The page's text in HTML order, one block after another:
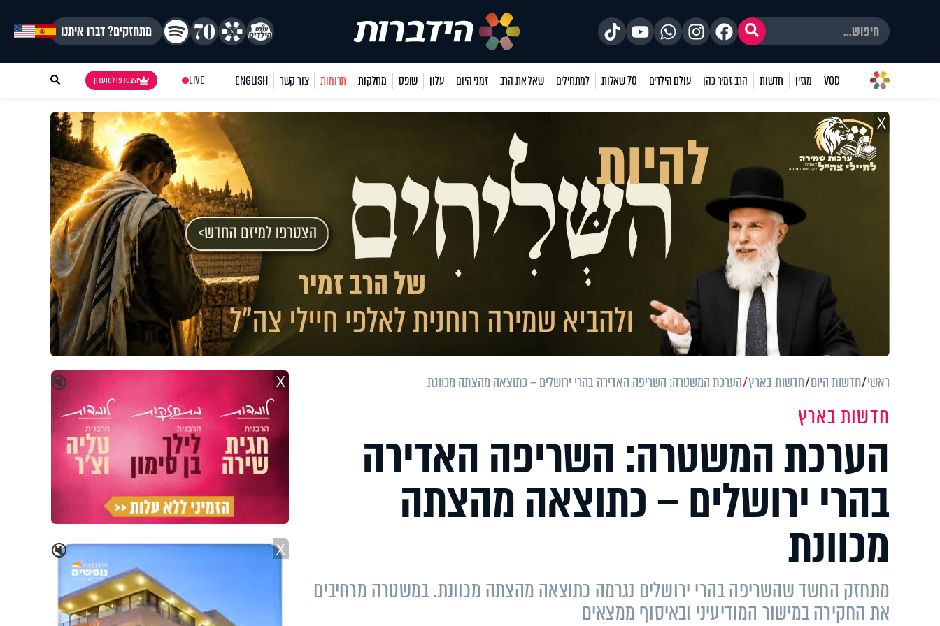
מתחזקים? דברו איתנו
VOD מגזין חדשות הרב זמיר כהן עולם הילדים 70 שאלות למתחילים שאל את הרב זמני היום עלון שופס מחלקות תרומות צור קשר ENGLISH
LIVE הצטרפו למועדון
X
ראשי חדשות היום חדשות בארץ הערכת המשטרה: השריפה האדירה בהרי ירושלים – כתוצאה מהצתה מכוונת
חדשות בארץ
הערכת המשטרה: השריפה האדירה
בהרי ירושלים – כתוצאה מהצתה
מכוונת
מתחזק החשד שהשריפה בהרי ירושלים נגרמה כתוצאה מהצתה מכוונת. במשטרה מרחיבים
את החקירה במישור המודיעיני ובאיסוף ממצאים
🔇 X
🔇 X